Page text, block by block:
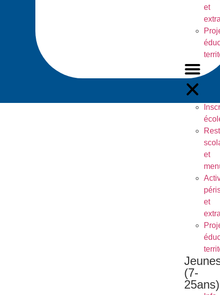
et
et
et
(7-
25ans)